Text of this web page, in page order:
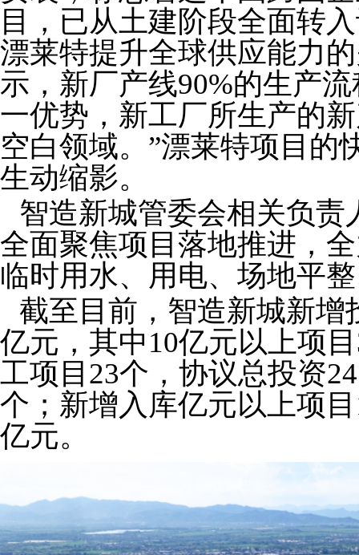
目，已从土建阶段全面转
漂莱特提升全球供应能力
示，新厂产线90%的生产
一优势，新工厂所生产的
空白领域。”漂莱特项目的
生动缩影。
智造新城管委会相关负
全面聚焦项目落地推进，
临时用水、用电、场地平
截至目前，智造新城新增
亿元，其中10亿元以上项
工项目23个，协议总投资
个；新增入库亿元以上项
亿元。